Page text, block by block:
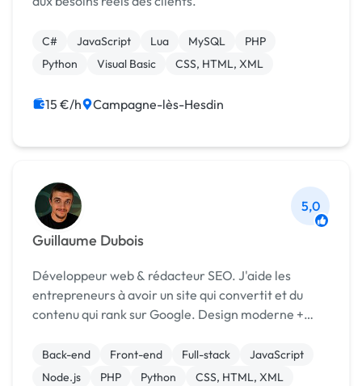
C# JavaScript Lua MySQL
PHP
Python
Visual Basic CSS, HTML, XML
15 €/h Campagne-lès-Hesdin
Guillaume Dubois
5,0
Développeur web & rédacteur SEO. J'aide les
entrepreneurs à avoir un site qui convertit et du
contenu qui rank sur Google. Design moderne +
Back-end Front-end Full-stack
JavaScript
Node.js
PHP Python
CSS, HTML, XML